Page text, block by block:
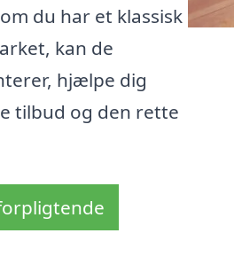
du har et klassisk
kan de
hjælpe dig
tilbud og den rette